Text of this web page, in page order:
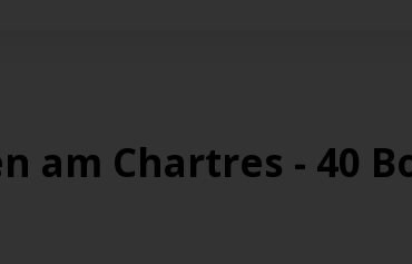
am Chartres - 40